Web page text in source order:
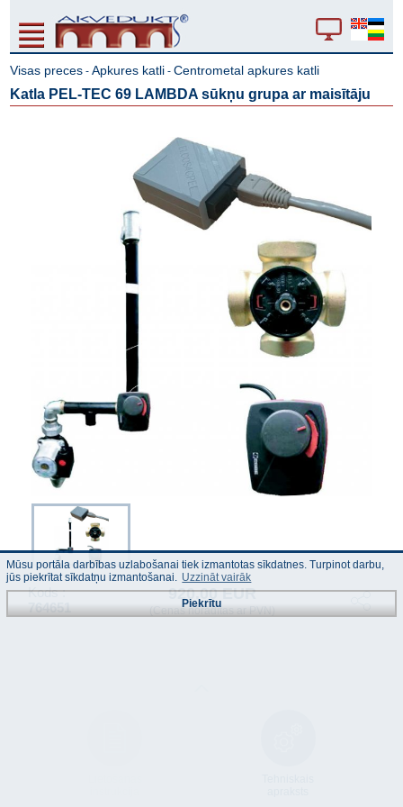
Visas preces -Apkures katli -Centrometal apkures katli
Katla PEL-TEC 69 LAMBDA sūkņu grupa ar maisītāju
Kods :
764651
920.00 EUR
(Cenas norādītas ar PVN)
Mūsu portāla darbības uzlabošanai tiek izmantotas sīkdatnes. Turpinot darbu,
jūs piekrītat sīkdatņu izmantošanai. Uzzināt vairāk
Piekrītu